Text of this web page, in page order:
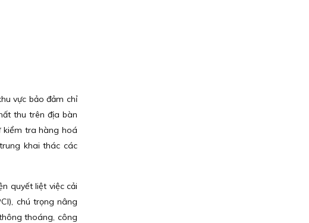
vực bảo đảm chỉ
thu trên địa bàn
kiểm tra hàng hoá
khai thác các
quyết liệt việc cải
chú trọng nâng
thoáng, công